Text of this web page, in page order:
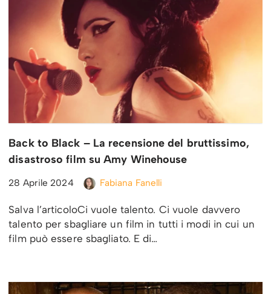
Back to Black – La recensione del bruttissimo,
disastroso film su Amy Winehouse
28 Aprile 2024 Fabiana Fanelli
Salva l’articoloCi vuole talento. Ci vuole davvero
talento per sbagliare un film in tutti i modi in cui un
film può essere sbagliato. E di…